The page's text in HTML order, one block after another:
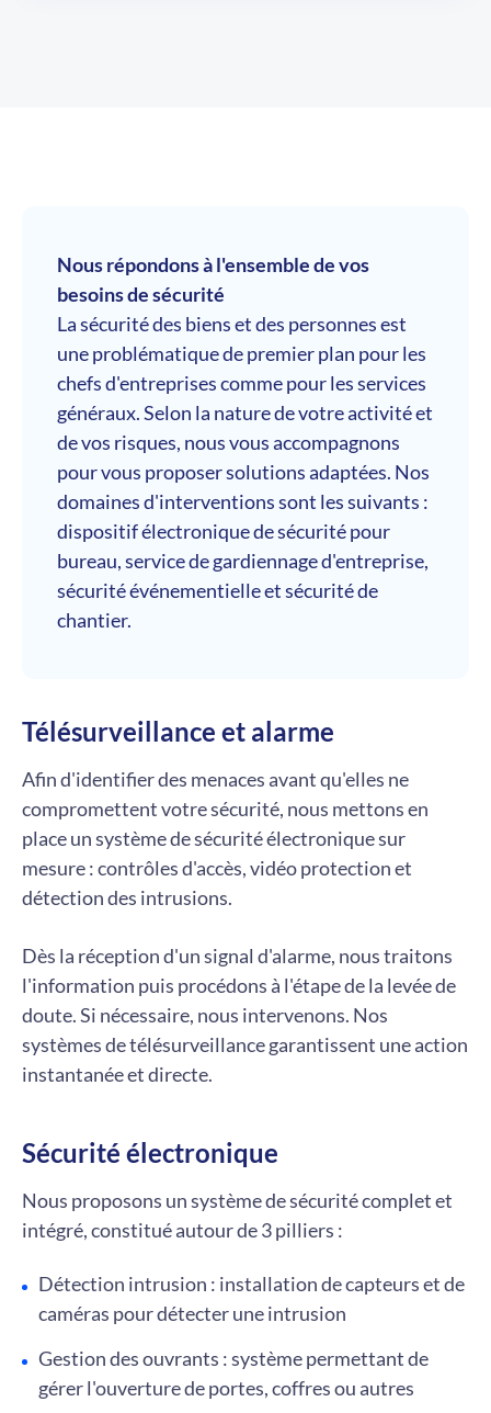
Nous répondons à l'ensemble de vos
besoins de sécurité
La sécurité des biens et des personnes est
une problématique de premier plan pour les
chefs d'entreprises comme pour les services
généraux. Selon la nature de votre activité et
de vos risques, nous vous accompagnons
pour vous proposer solutions adaptées. Nos
domaines d'interventions sont les suivants :
dispositif électronique de sécurité pour
bureau, service de gardiennage d'entreprise,
sécurité événementielle et sécurité de
chantier.
Télésurveillance et alarme
Afin d'identifier des menaces avant qu'elles ne
compromettent votre sécurité, nous mettons en
place un système de sécurité électronique sur
mesure : contrôles d'accès, vidéo protection et
détection des intrusions.
Dès la réception d'un signal d'alarme, nous traitons
l'information puis procédons à l'étape de la levée de
doute. Si nécessaire, nous intervenons. Nos
systèmes de télésurveillance garantissent une action
instantanée et directe.
Sécurité électronique
Nous proposons un système de sécurité complet et
intégré, constitué autour de 3 pilliers :
Détection intrusion : installation de capteurs et de
caméras pour détecter une intrusion
Gestion des ouvrants : système permettant de
gérer l'ouverture de portes, coffres ou autres